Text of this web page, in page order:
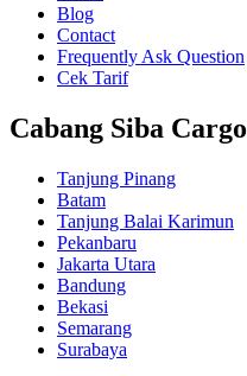
Blog
Contact
Frequently Ask Question
Cek Tarif
Cabang Siba Cargo
Tanjung Pinang
Batam
Tanjung Balai Karimun
Pekanbaru
Jakarta Utara
Bandung
Bekasi
Semarang
Surabaya